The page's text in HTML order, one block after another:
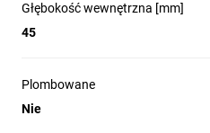
Głębokość wewnętrzna [mm]
45
Plombowane
Nie